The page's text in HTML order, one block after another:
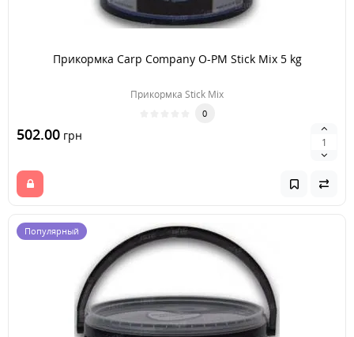
Прикормка Carp Company O-PM Stick Mix 5 kg
Прикормка Stick Mix
0
502.00 грн
Популярный